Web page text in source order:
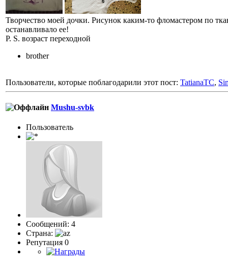
Творчество моей дочки. Рисунок каким-то фломастером по
останавливало ее!
P. S. возраст переходной
brother
Пользователи, которые поблагодарили этот пост: TatianaTC,
Mushu-svbk
Пользователь
Сообщений: 4
Страна:
Репутация 0